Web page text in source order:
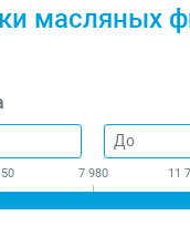
масляных
7 980 11